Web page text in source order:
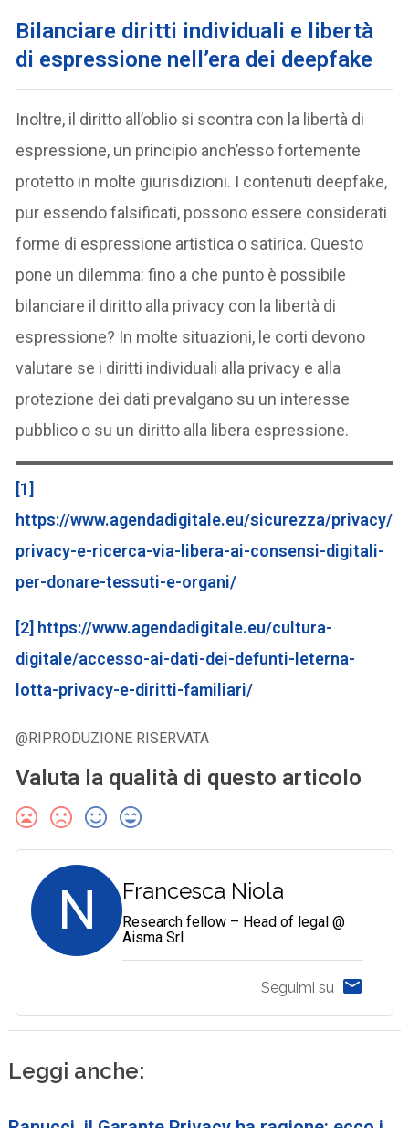
Bilanciare diritti individuali e libertà
di espressione nell’era dei deepfake
Inoltre, il diritto all’oblio si scontra con la libertà di
espressione, un principio anch’esso fortemente
protetto in molte giurisdizioni. I contenuti deepfake,
pur essendo falsificati, possono essere considerati
forme di espressione artistica o satirica. Questo
pone un dilemma: fino a che punto è possibile
bilanciare il diritto alla privacy con la libertà di
espressione? In molte situazioni, le corti devono
valutare se i diritti individuali alla privacy e alla
protezione dei dati prevalgano su un interesse
pubblico o su un diritto alla libera espressione.
[1]
https://www.agendadigitale.eu/sicurezza/privacy/
privacy-e-ricerca-via-libera-ai-consensi-digitali-
per-donare-tessuti-e-organi/
[2] https://www.agendadigitale.eu/cultura-
digitale/accesso-ai-dati-dei-defunti-leterna-
lotta-privacy-e-diritti-familiari/
@RIPRODUZIONE RISERVATA
Valuta la qualità di questo articolo
N Francesca Niola
Research fellow – Head of legal @
Aisma Srl
Seguimi su
Leggi anche: